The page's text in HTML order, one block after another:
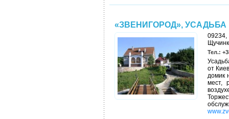
«ЗВЕНИГОРОД», УСАДЬБА
Тел.:
от
домик
мест,